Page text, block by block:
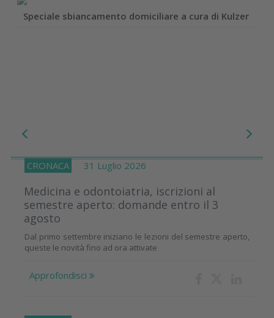
Speciale sbiancamento domiciliare a cura di Kulzer
CRONACA 31 Luglio 2026
Medicina e odontoiatria, iscrizioni al
semestre aperto: domande entro il 3
agosto
Dal primo settembre iniziano le lezioni del semestre aperto,
queste le novità fino ad ora attivate
Approfondisci